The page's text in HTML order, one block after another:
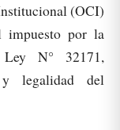
(OCI)
impuesto por la
N° 32171,
y legalidad del